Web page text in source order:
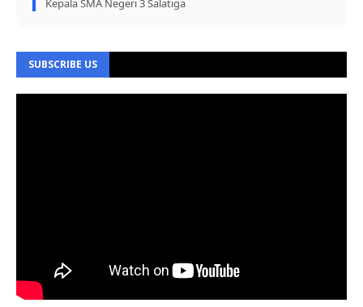
Kepala SMA Negeri 3 Salatiga
SUBSCRIBE US